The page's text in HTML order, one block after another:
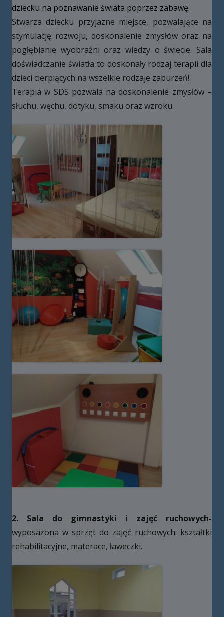
dziecku na poznawanie świata poprzez zabawę.
Stwarza dziecku przyjazne miejsce, pozwalające na
stymulację rozwoju, doskonalenie zmysłów oraz na
pogłębianie wyobraźni oraz wiedzy o świecie. Sala
doświadczanie światła to doskonały rodzaj terapii dla
dzieci cierpiących na wszelkie rodzaje zaburzeń!
Terapia w SDS pozwala na doskonalenie zmysłów –
słuchu, węchu, dotyku, smaku oraz wzroku.
2. Sala do gimnastyki i zajęć ruchowych-
wyposażona w sprzęt do zajęć ruchowych: kształtki
rehabilitacyjne, materace, ławeczki.